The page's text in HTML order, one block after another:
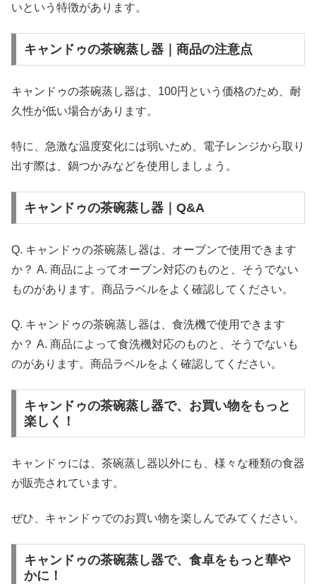
いという特徴があります。
キャンドゥの茶碗蒸し器｜商品の注意点
キャンドゥの茶碗蒸し器は、100円という価格のため、耐
久性が低い場合があります。
特に、急激な温度変化には弱いため、電子レンジから取り
出す際は、鍋つかみなどを使用しましょう。
キャンドゥの茶碗蒸し器｜Q&A
Q. キャンドゥの茶碗蒸し器は、オーブンで使用できます
か？ A. 商品によってオーブン対応のものと、そうでない
ものがあります。商品ラベルをよく確認してください。
Q. キャンドゥの茶碗蒸し器は、食洗機で使用できます
か？ A. 商品によって食洗機対応のものと、そうでないも
のがあります。商品ラベルをよく確認してください。
キャンドゥの茶碗蒸し器で、お買い物をもっと
楽しく！
キャンドゥには、茶碗蒸し器以外にも、様々な種類の食器
が販売されています。
ぜひ、キャンドゥでのお買い物を楽しんでみてください。
キャンドゥの茶碗蒸し器で、食卓をもっと華や
かに！